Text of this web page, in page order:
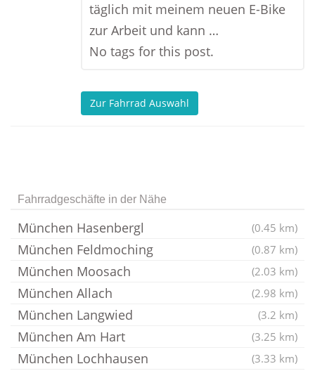
täglich mit meinem neuen E-Bike
zur Arbeit und kann …
No tags for this post.
Zur Fahrrad Auswahl
Fahrradgeschäfte in der Nähe
München Hasenbergl (0.45 km)
München Feldmoching (0.87 km)
München Moosach (2.03 km)
München Allach (2.98 km)
München Langwied (3.2 km)
München Am Hart (3.25 km)
München Lochhausen (3.33 km)